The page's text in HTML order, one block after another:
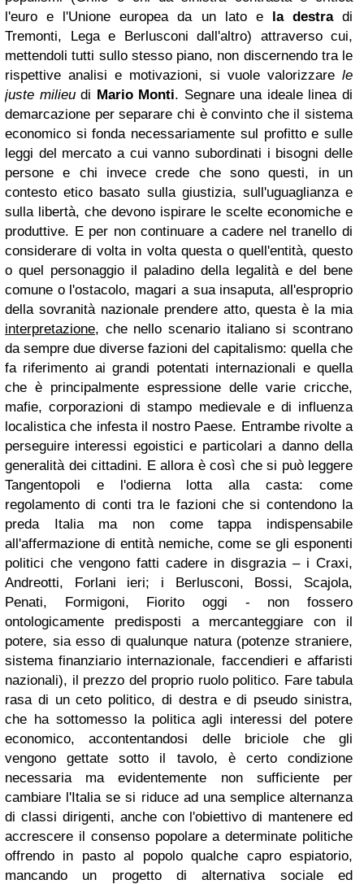
l'euro e l'Unione europea da un lato e la destradi
Tremonti, Lega e Berlusconi dall'altro) attraverso cui,
mettendoli tutti sullo stesso piano, non discernendo tra le
rispettive analisi e motivazioni, si vuole valorizzare le
juste milieudi Mario Monti. Segnare una ideale linea di
demarcazione per separare chi è convinto che il sistema
economico si fonda necessariamente sul profitto e sulle
leggi del mercato a cui vanno subordinati i bisogni delle
persone e chi invece crede che sono questi, in un
contesto etico basato sulla giustizia, sull'uguaglianza e
sulla libertà, che devono ispirare le scelte economiche e
produttive. E per non continuare a cadere nel tranello di
considerare di volta in volta questa o quell'entità, questo
o quel personaggio il paladino della legalità e del bene
comune o l'ostacolo, magari a sua insaputa, all'esproprio
della sovranità nazionale prendere atto, questa è la mia
interpretazione, che nello scenario italiano si scontrano
da sempre due diverse fazioni del capitalismo: quella che
fa riferimento ai grandi potentati internazionali e quella
che è principalmente espressione delle varie cricche,
mafie, corporazioni di stampo medievale e di influenza
localistica che infesta il nostro Paese. Entrambe rivolte a
perseguire interessi egoistici e particolari a danno della
generalità dei cittadini. E allora è così che si può leggere
Tangentopoli e l'odierna lotta alla casta: come
regolamento di conti tra le fazioni che si contendono la
preda Italia ma non come tappa indispensabile
all'affermazione di entità nemiche, come se gli esponenti
politici che vengono fatti cadere in disgrazia – i Craxi,
Andreotti, Forlani ieri; i Berlusconi, Bossi, Scajola,
Penati, Formigoni, Fiorito oggi - non fossero
ontologicamente predisposti a mercanteggiare con il
potere, sia esso di qualunque natura (potenze straniere,
sistema finanziario internazionale, faccendieri e affaristi
nazionali), il prezzo del proprio ruolo politico. Fare tabula
rasa di un ceto politico, di destra e di pseudo sinistra,
che ha sottomesso la politica agli interessi del potere
economico, accontentandosi delle briciole che gli
vengono gettate sotto il tavolo, è certo condizione
necessaria ma evidentemente non sufficiente per
cambiare l'Italia se si riduce ad una semplice alternanza
di classi dirigenti, anche con l'obiettivo di mantenere ed
accrescere il consenso popolare a determinate politiche
offrendo in pasto al popolo qualche capro espiatorio,
mancando un progetto di alternativa sociale ed